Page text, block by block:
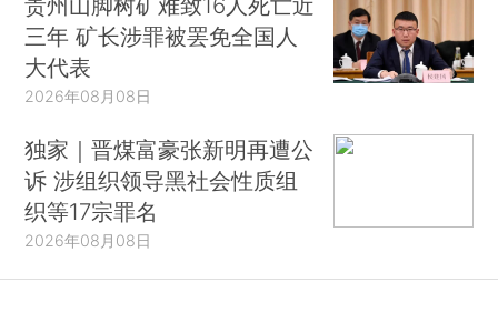
三年 矿长涉罪被罢免全国人
大代表
2026年08月08日
独家｜晋煤富豪张新明再遭公
诉 涉组织领导黑社会性质组
织等17宗罪名
2026年08月08日